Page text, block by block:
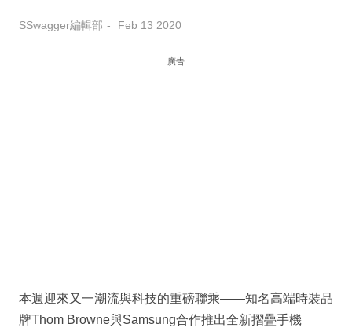
SSwagger編輯部 Feb 13 2020
廣告
本週迎來又一潮流與科技的重磅聯乘——知名高端時裝品
牌Thom Browne與Samsung合作推出全新摺疊手機